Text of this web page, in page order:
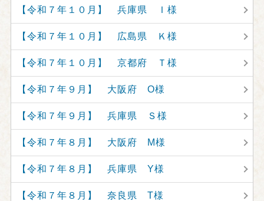
【令和７年１０月】 兵庫県 Ｉ様
【令和７年１０月】 広島県 Ｋ様
【令和７年１０月】 京都府 Ｔ様
【令和７年９月】 大阪府 O様
【令和７年９月】 兵庫県 Ｓ様
【令和７年８月】 大阪府 M様
【令和７年８月】 兵庫県 Y様
【令和７年８月】 奈良県 T様